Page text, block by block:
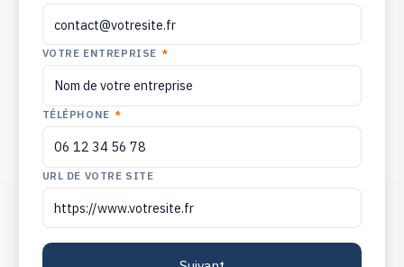
VOTRE ENTREPRISE *
TÉLÉPHONE *
URL DE VOTRE SITE